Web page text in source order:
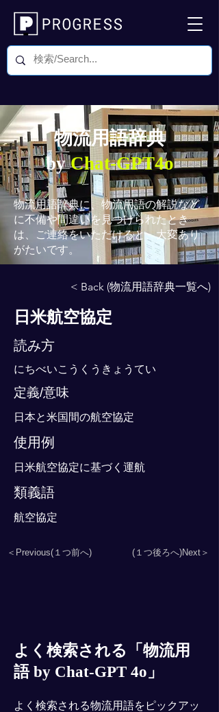
物流用語辞典
byChat-GPT4o
物流用語辞典に、物流用語の解説など
に不備や間違いを見つけられたとき
は、ご連絡をいただけると、大変あり
がたいです。
< Back (物流用語辞典一覧へ)
日米航空協定
読み方
にちべいこうくうきょうてい
定義/意味
日本と米国間の航空協定
使用例
日米航空協定に基づく運航
類義語
航空協定
＜Previous(１つ前へ) (１つ後ろへ)Next＞
よく検索される「物流用
語 by Chat-GPT 4o」
よく検索される物流用語をピックアッ